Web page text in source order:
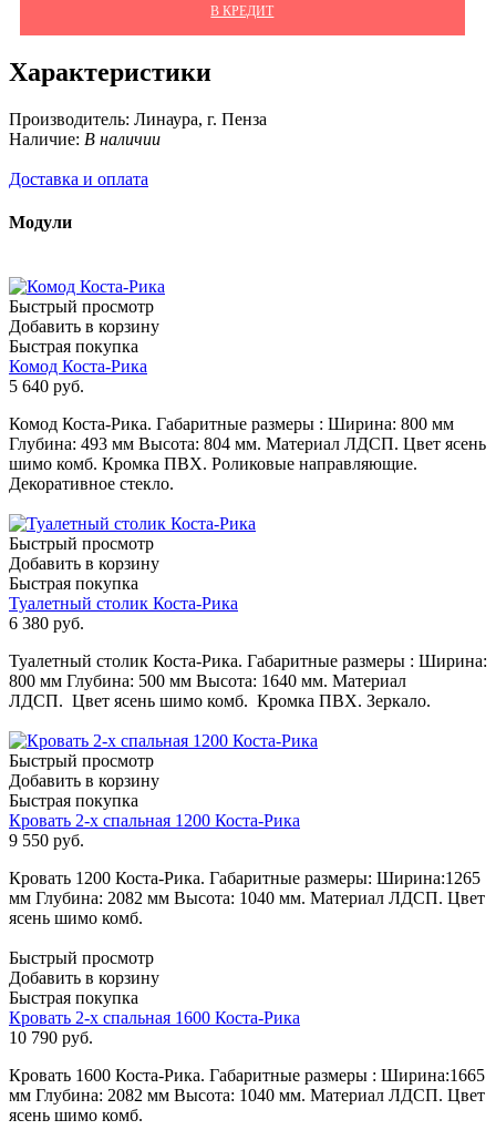
В КРЕДИТ
Характеристики
Производитель: Линаура, г. Пенза
Наличие: В наличии
Доставка и оплата
Модули
Быстрый просмотр
Добавить в корзину
Быстрая покупка
Комод Коста-Рика
5 640 руб.
Комод Коста-Рика. Габаритные размеры : Ширина: 800 мм
Глубина: 493 мм Высота: 804 мм. Материал ЛДСП. Цвет ясень
шимо комб. Кромка ПВХ. Роликовые направляющие.
Декоративное стекло.
Быстрый просмотр
Добавить в корзину
Быстрая покупка
Туалетный столик Коста-Рика
6 380 руб.
Туалетный столик Коста-Рика. Габаритные размеры : Ширина:
800 мм Глубина: 500 мм Высота: 1640 мм. Материал
ЛДСП. Цвет ясень шимо комб. Кромка ПВХ. Зеркало.
Быстрый просмотр
Добавить в корзину
Быстрая покупка
Кровать 2-х спальная 1200 Коста-Рика
9 550 руб.
Кровать 1200 Коста-Рика. Габаритные размеры: Ширина:1265
мм Глубина: 2082 мм Высота: 1040 мм. Материал ЛДСП. Цвет
ясень шимо комб.
Быстрый просмотр
Добавить в корзину
Быстрая покупка
Кровать 2-х спальная 1600 Коста-Рика
10 790 руб.
Кровать 1600 Коста-Рика. Габаритные размеры : Ширина:1665
мм Глубина: 2082 мм Высота: 1040 мм. Материал ЛДСП. Цвет
ясень шимо комб.